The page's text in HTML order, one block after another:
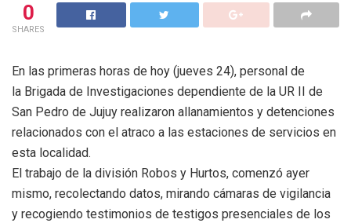
0
SHARES
En las primeras horas de hoy (jueves 24), personal de
la Brigada de Investigaciones dependiente de la UR II de
San Pedro de Jujuy realizaron allanamientos y detenciones
relacionados con el atraco a las estaciones de servicios en
esta localidad.
El trabajo de la división Robos y Hurtos, comenzó ayer
mismo, recolectando datos, mirando cámaras de vigilancia
y recogiendo testimonios de testigos presenciales de los